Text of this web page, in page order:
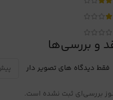
و بررسی‌ها
فقط دیدگاه های تصویر دار
بررسی‌ای ثبت نشده است.